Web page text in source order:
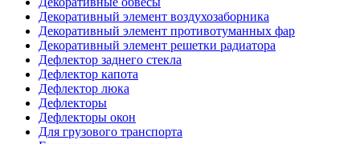
Декоративный элемент воздухозаборника
Декоративный элемент противотуманных фар
Декоративный элемент решетки радиатора
Дефлектор заднего стекла
Дефлектор капота
Дефлектор люка
Дефлекторы
Дефлекторы окон
Для грузового транспорта